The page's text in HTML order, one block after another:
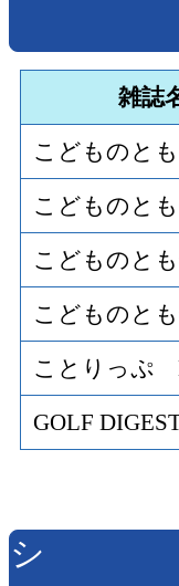
雑誌
こどものとも
こどものと
こどものと
こどものと
ことりっぷ
GOLF
シ